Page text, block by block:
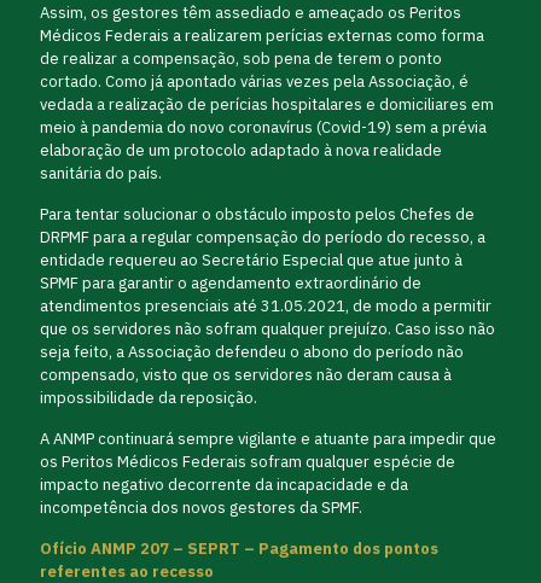
Assim, os gestores têm assediado e ameaçado os Peritos
Médicos Federais a realizarem perícias externas como forma
de realizar a compensação, sob pena de terem o ponto
cortado. Como já apontado várias vezes pela Associação, é
vedada a realização de perícias hospitalares e domiciliares em
meio à pandemia do novo coronavírus (Covid-19) sem a prévia
elaboração de um protocolo adaptado à nova realidade
sanitária do país.
Para tentar solucionar o obstáculo imposto pelos Chefes de
DRPMF para a regular compensação do período do recesso, a
entidade requereu ao Secretário Especial que atue junto à
SPMF para garantir o agendamento extraordinário de
atendimentos presenciais até 31.05.2021, de modo a permitir
que os servidores não sofram qualquer prejuízo. Caso isso não
seja feito, a Associação defendeu o abono do período não
compensado, visto que os servidores não deram causa à
impossibilidade da reposição.
A ANMP continuará sempre vigilante e atuante para impedir que
os Peritos Médicos Federais sofram qualquer espécie de
impacto negativo decorrente da incapacidade e da
incompetência dos novos gestores da SPMF.
Ofício ANMP 207 – SEPRT – Pagamento dos pontos
referentes ao recesso